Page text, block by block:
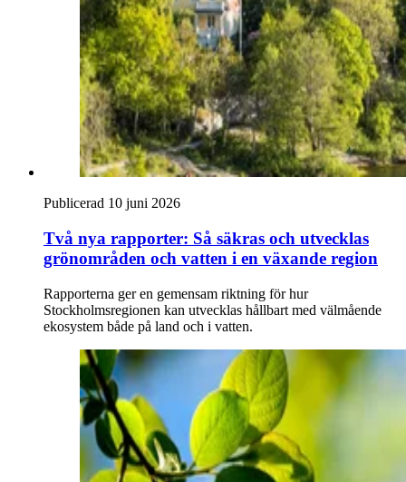
Publicerad 10 juni 2026
Två nya rapporter: Så säkras och utvecklas
grönområden och vatten i en växande region
Rapporterna ger en gemensam riktning för hur
Stockholmsregionen kan utvecklas hållbart med välmående
ekosystem både på land och i vatten.